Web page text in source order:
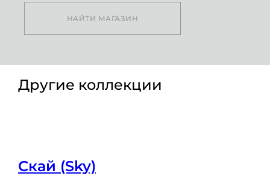
НАЙТИ МАГАЗИН
Другие коллекции
Скай (Sky)